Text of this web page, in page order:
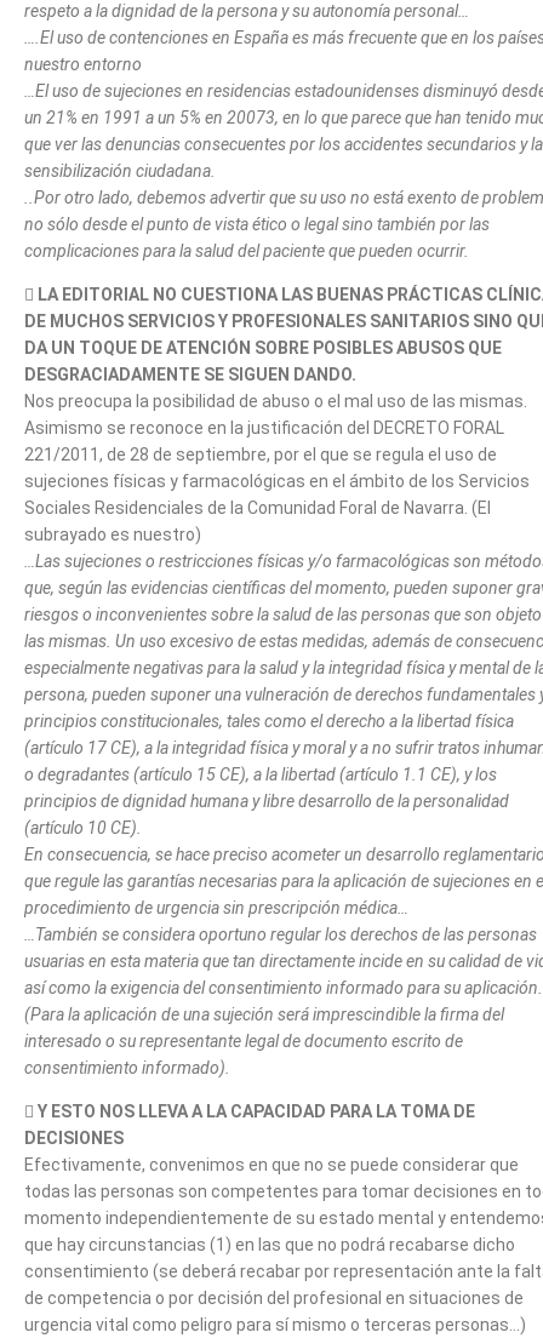
respeto a la dignidad de la persona y su autonomía personal…
….El uso de contenciones en España es más frecuente que en los
nuestro entorno
…El uso de sujeciones en residencias estadounidenses disminuyó
un 21% en 1991 a un 5% en 20073, en lo que parece que han tenido
que ver las denuncias consecuentes por los accidentes secundarios y la
sensibilización ciudadana.
..Por otro lado, debemos advertir que su uso no está exento de
no sólo desde el punto de vista ético o legal sino también por las
complicaciones para la salud del paciente que pueden ocurrir.
 LA EDITORIAL NO CUESTIONA LAS BUENAS PRÁCTICAS
DE MUCHOS SERVICIOS Y PROFESIONALES SANITARIOS SINO
DA UN TOQUE DE ATENCIÓN SOBRE POSIBLES ABUSOS QUE
DESGRACIADAMENTE SE SIGUEN DANDO.
Nos preocupa la posibilidad de abuso o el mal uso de las mismas.
Asimismo se reconoce en la justificación del DECRETO FORAL
221/2011, de 28 de septiembre, por el que se regula el uso de
sujeciones físicas y farmacológicas en el ámbito de los Servicios
Sociales Residenciales de la Comunidad Foral de Navarra. (El
subrayado es nuestro)
…Las sujeciones o restricciones físicas y/o farmacológicas son
que, según las evidencias científicas del momento, pueden suponer
riesgos o inconvenientes sobre la salud de las personas que son
las mismas. Un uso excesivo de estas medidas, además de
especialmente negativas para la salud y la integridad física y mental de
persona, pueden suponer una vulneración de derechos fundamentales
principios constitucionales, tales como el derecho a la libertad física
(artículo 17 CE), a la integridad física y moral y a no sufrir tratos
o degradantes (artículo 15 CE), a la libertad (artículo 1.1 CE), y los
principios de dignidad humana y libre desarrollo de la personalidad
(artículo 10 CE).
En consecuencia, se hace preciso acometer un desarrollo
que regule las garantías necesarias para la aplicación de sujeciones en
procedimiento de urgencia sin prescripción médica…
…También se considera oportuno regular los derechos de las personas
usuarias en esta materia que tan directamente incide en su calidad de
así como la exigencia del consentimiento informado para su aplicación.
(Para la aplicación de una sujeción será imprescindible la firma del
interesado o su representante legal de documento escrito de
consentimiento informado).
 Y ESTO NOS LLEVA A LA CAPACIDAD PARA LA TOMA DE
DECISIONES
Efectivamente, convenimos en que no se puede considerar que
todas las personas son competentes para tomar decisiones en
momento independientemente de su estado mental y
que hay circunstancias (1) en las que no podrá recabarse dicho
consentimiento (se deberá recabar por representación ante la
de competencia o por decisión del profesional en situaciones de
urgencia vital como peligro para sí mismo o terceras personas…)